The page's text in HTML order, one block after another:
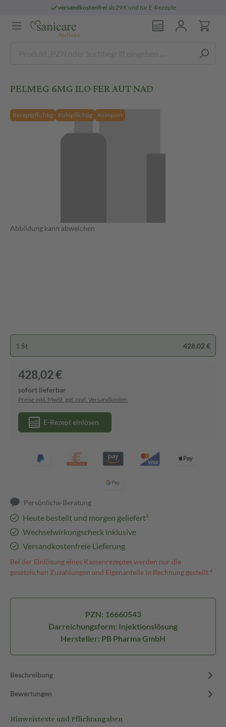
versandkostenfreiab 29 € und für E-Rezepte
PELMEG 6MG ILO FER AUT NAD
Rezeptpflichtig Kühlpflichtig Reimport
Abbildung kann abweichen
1 St 428,02 €
428,02 €
sofort lieferbar
Preise inkl. MwSt. ggf. zzgl. Versandkosten
E-Rezept einlösen
Persönliche Beratung
Heute bestellt und morgen geliefert³
Wechselwirkungscheck inklusive
Versandkostenfreie Lieferung
Bei der Einlösung eines Kassenrezeptes werden nur die
gesetzlichen Zuzahlungen und Eigenanteile in Rechnung gestellt.⁴
PZN: 16660543
Darreichungsform: Injektionslösung
Hersteller: PB Pharma GmbH
Beschreibung
Bewertungen
Hinweistexte und Pflichtangaben